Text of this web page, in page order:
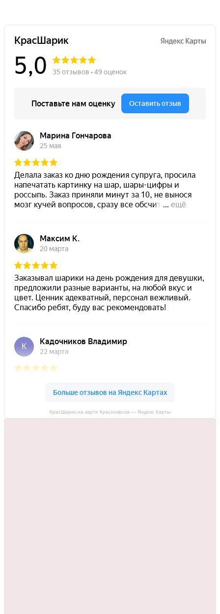
КрасШарик на карте Красноярска — Яндекс Карты